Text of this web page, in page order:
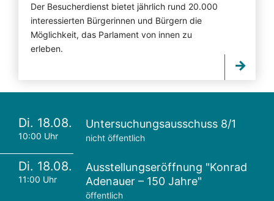
Der Besucherdienst bietet jährlich rund 20.000
interessierten Bürgerinnen und Bürgern die
Möglichkeit, das Parlament von innen zu
erleben.
Di. 18.08.
10:00 Uhr
Untersuchungsausschuss 8/1
nicht öffentlich
Di. 18.08.
11:00 Uhr
Ausstellungseröffnung "Konrad
Adenauer – 150 Jahre"
öffentlich